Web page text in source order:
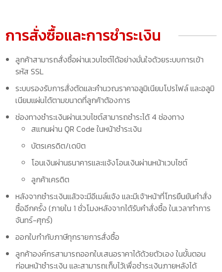
การสั่งซื้อและการชำระเงิน
ลูกค้าสามารถสั่งซื้อผ่านเวบไซต์ได้อย่างมั่นใจด้วยระบบการเข้า
รหัส SSL
ระบบรองรับการสั่งตัดและคำนวณราคาอลูมิเนียมโปรไฟล์ และอลูมิ
เนียมแผ่นได้ตามขนาดที่ลูกค้าต้องการ
ช่องทางชำระเงินผ่านเวบไซต์สามารถชำระได้ 4 ช่องทาง
สแกนผ่าน QR Code ในหน้าชำระเงิน
บัตรเครดิต/เดบิต
โอนเงินผ่านธนาคารและแจ้งโอนเงินผ่านหน้าเวบไซต์
ลูกค้าเครดิต
หลังจากชำระเงินแล้วจะมีอีเมล์แจ้ง และมีเจ้าหน้าที่โทรยืนยันคำสั่ง
ซื้ออีกครั้ง (ภายใน 1 ชั่วโมงหลังจากได้รับคำสั่งซื้อ ในเวลาทำการ
จันทร์-ศุกร์)
ออกใบกำกับภาษีทุกรายการสั่งซื้อ
ลูกค้าองค์กรสามารถออกใบเสนอราคาได้ด้วยตัวเอง ในขั้นตอน
ก่อนหน้าชำระเงิน และสามารถเก็บไว้เพื่อชำระเงินภายหลังได้